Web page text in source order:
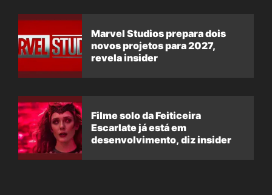
Marvel Studios prepara dois
novos projetos para 2027,
revela insider
Filme solo da Feiticeira
Escarlate já está em
desenvolvimento, diz insider